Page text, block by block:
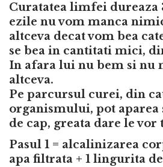
Curatatea limfei dureaza
ezile nu vom manca
altceva decat vom bea
se bea in cantitati mici,
In afara lui nu bem si nu
altceva.
Pe parcursul curei, din
organismului, pot
de cap, greata dare le vor
Pasul 1 = alcalinizarea
apa filtrata + 1 lingurita